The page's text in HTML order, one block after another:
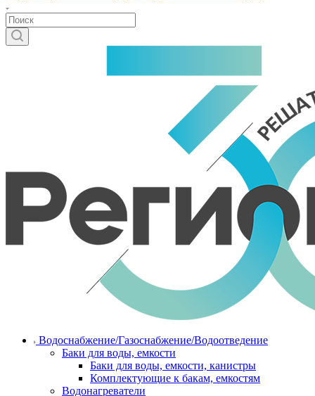
Водоснабжение/Газоснабжение/Водоотведение
Баки для воды, емкости
Баки для воды, емкости, канистры
Комплектующие к бакам, емкостям
Водонагреватели